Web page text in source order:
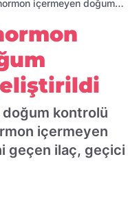
içermeyen doğum
doğum kontrolü
içermeyen
geçen ilaç, geçici